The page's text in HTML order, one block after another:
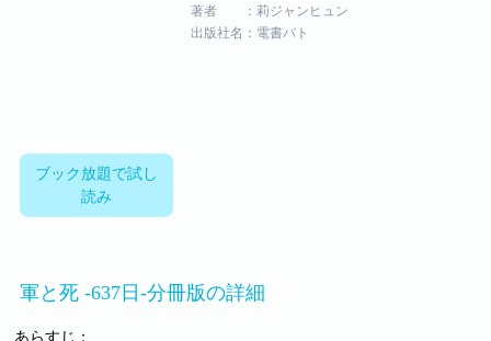
ブック放題で試し
読み
著者 ：莉ジャンヒュン
出版社名：電書バト
軍と死 -637日-分冊版の詳細
あらすじ：